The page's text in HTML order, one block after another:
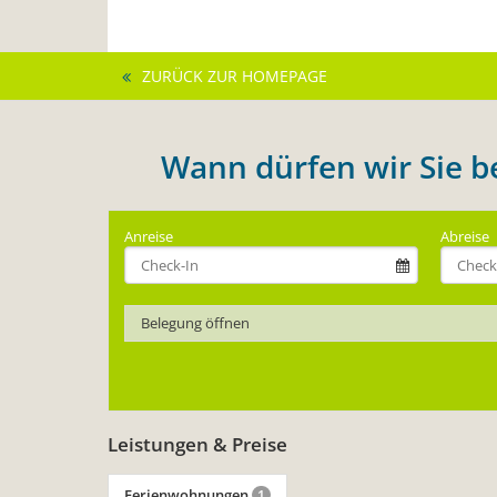
ZURÜCK ZUR HOMEPAGE
- Wann dürfen wir Sie
Anreise Abreise
Belegung öffnen
Leistungen & Preise